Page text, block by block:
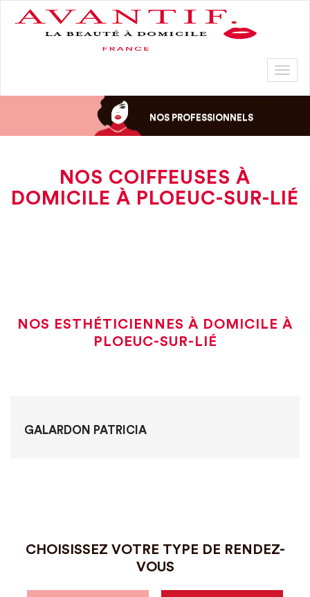
NOS PROFESSIONNELS
NOS COIFFEUSES À
DOMICILE À PLOEUC-SUR-LIÉ
NOS ESTHÉTICIENNES À DOMICILE À
PLOEUC-SUR-LIÉ
GALARDON PATRICIA
CHOISISSEZ VOTRE TYPE DE RENDEZ-
VOUS